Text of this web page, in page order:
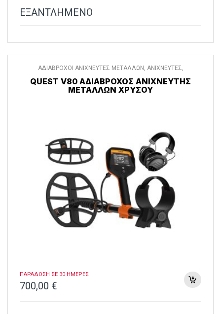
ΕΞΑΝΤΛΗΜΕΝΟ
ΑΔΙΑΒΡΟΧΟΙ ΑΝΙΧΝΕΥΤΕΣ ΜΕΤΑΛΛΩΝ , ΑΝΙΧΝΕΥΤΕΣ,
QUEST V80 ΑΔΙΆΒΡΟΧΟΣ ΑΝΙΧΝΕΥΤΉΣ
ΜΕΤΆΛΛΩΝ ΧΡΥΣΟΎ
ΠΑΡΑΔΟΣΗ ΣΕ 30 ΗΜΕΡΕΣ
700,00 €